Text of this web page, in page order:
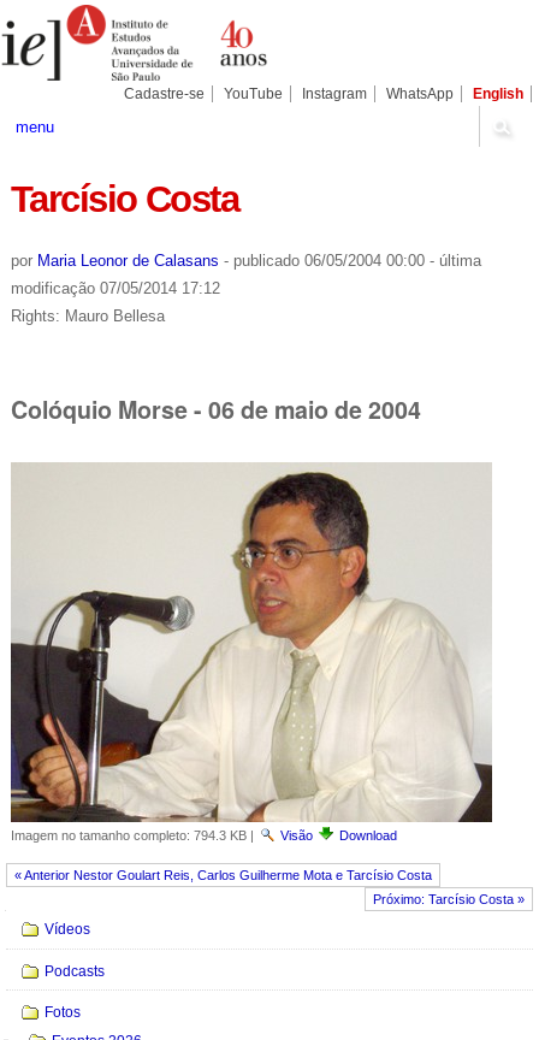
para
conteúdo.
Pessoais
Cadastre-se YouTube Instagram WhatsApp English
menu
Tarcísio Costa
por Maria Leonor de Calasans - publicado06/05/2004 00:00 - última
modificação07/05/2014 17:12
Rights: Mauro Bellesa
Colóquio Morse - 06 de maio de 2004
Imagem no tamanho completo: 794.3 KB| Visão Download
« Anterior Nestor Goulart Reis, Carlos Guilherme Mota e Tarcísio Costa
Próximo: Tarcísio Costa »
Navegação
Vídeos
Podcasts
Fotos